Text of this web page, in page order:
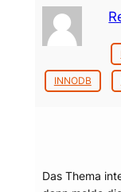
INNODB
Das Thema